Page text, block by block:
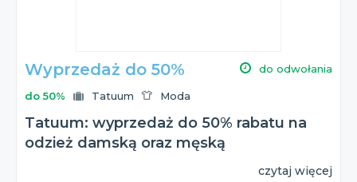
Wyprzedaż do 50% do odwołania
do 50% Tatuum Moda
Tatuum: wyprzedaż do 50% rabatu na
odzież damską oraz męską
czytaj więcej